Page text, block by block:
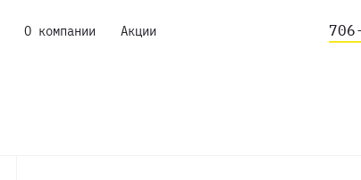
О компании Акции